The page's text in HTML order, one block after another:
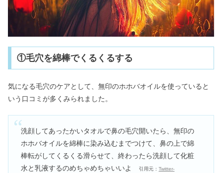
①毛穴を綿棒でくるくるする
気になる毛穴のケアとして、無印のホホバオイルを使っていると
いう口コミが多くみられました。
洗顔してあったかいタオルで鼻の毛穴開いたら、無印の
ホホバオイルを綿棒に染み込むまでつけて、鼻の上で綿
棒転がしてくるくる滑らせて、終わったら洗顔して化粧
水と乳液するのめちゃめちゃいいよ
引用元：Twitter-